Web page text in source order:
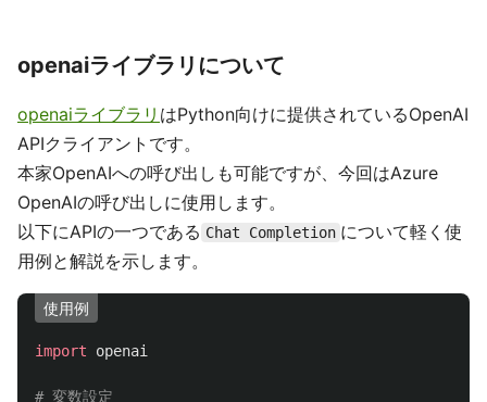
openaiライブラリについて
openaiライブラリ はPython向けに提供されているOpenAI
APIクライアントです。
本家OpenAIへの呼び出しも可能ですが、今回はAzure
OpenAIの呼び出しに使用します。
以下にAPIの一つである Chat Completion について軽く使
用例と解説を示します。
使用例
import openai